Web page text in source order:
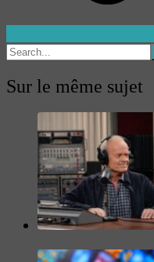
Sur le même sujet